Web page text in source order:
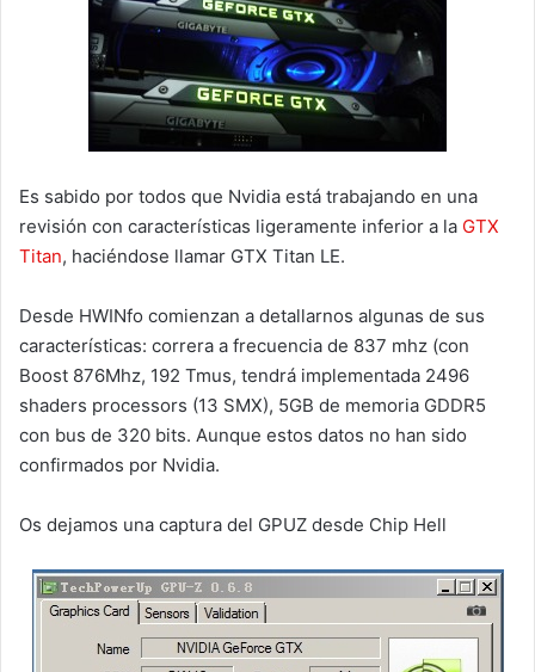
Es sabido por todos que Nvidia está trabajando en una
revisión con características ligeramente inferior a la GTX
Titan, haciéndose llamar GTX Titan LE.
Desde HWINfo comienzan a detallarnos algunas de sus
características: correra a frecuencia de 837 mhz (con
Boost 876Mhz, 192 Tmus, tendrá implementada 2496
shaders processors (13 SMX), 5GB de memoria GDDR5
con bus de 320 bits. Aunque estos datos no han sido
confirmados por Nvidia.
Os dejamos una captura del GPUZ desde Chip Hell